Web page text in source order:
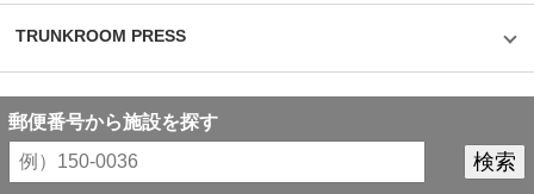
TRUNKROOM PRESS
郵便番号から施設を探す